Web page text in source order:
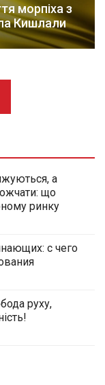
морпіха з
Кишлали
а
що
ринку
с чего
руху,